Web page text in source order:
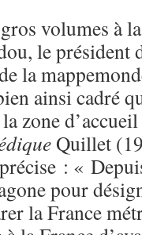
volumes à
le président
la
ainsi cadré
zone
Quillet
: «
pour
la France